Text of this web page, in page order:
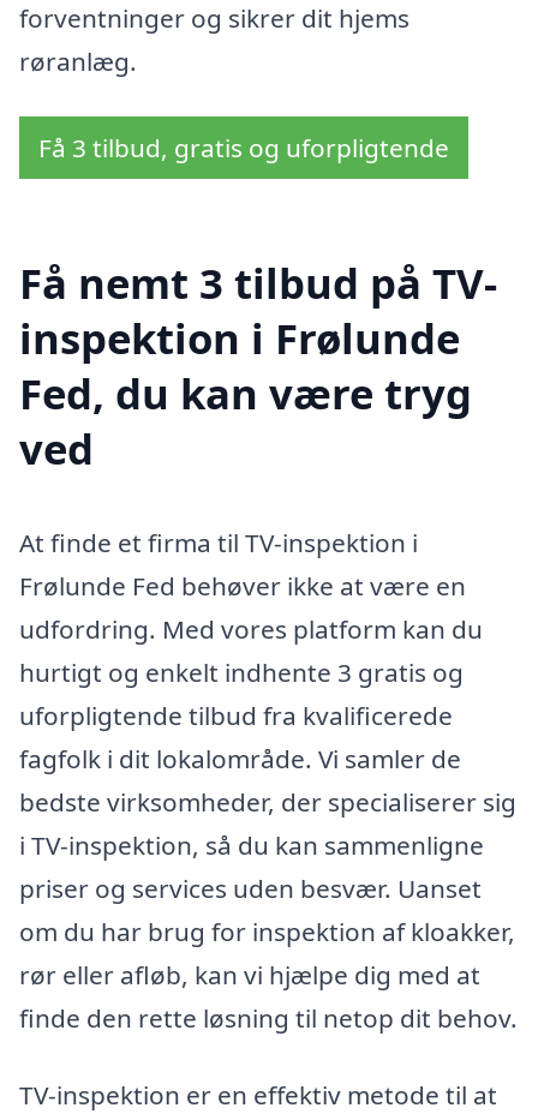
forventninger og sikrer dit hjems
røranlæg.
Få 3 tilbud, gratis og uforpligtende
Få nemt 3 tilbud på TV-
inspektion i Frølunde
Fed, du kan være tryg
ved
At finde et firma til TV-inspektion i
Frølunde Fed behøver ikke at være en
udfordring. Med vores platform kan du
hurtigt og enkelt indhente 3 gratis og
uforpligtende tilbud fra kvalificerede
fagfolk i dit lokalområde. Vi samler de
bedste virksomheder, der specialiserer sig
i TV-inspektion, så du kan sammenligne
priser og services uden besvær. Uanset
om du har brug for inspektion af kloakker,
rør eller afløb, kan vi hjælpe dig med at
finde den rette løsning til netop dit behov.
TV-inspektion er en effektiv metode til at